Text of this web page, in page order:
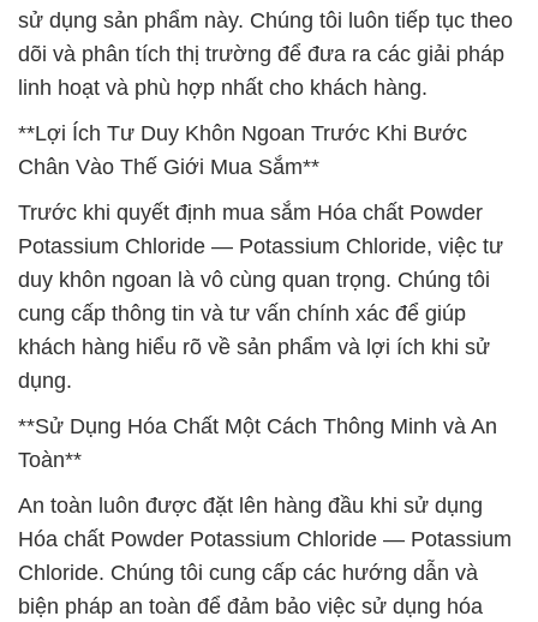
sử dụng sản phẩm này. Chúng tôi luôn tiếp tục theo
dõi và phân tích thị trường để đưa ra các giải pháp
linh hoạt và phù hợp nhất cho khách hàng.
**Lợi Ích Tư Duy Khôn Ngoan Trước Khi Bước
Chân Vào Thế Giới Mua Sắm**
Trước khi quyết định mua sắm Hóa chất Powder
Potassium Chloride — Potassium Chloride, việc tư
duy khôn ngoan là vô cùng quan trọng. Chúng tôi
cung cấp thông tin và tư vấn chính xác để giúp
khách hàng hiểu rõ về sản phẩm và lợi ích khi sử
dụng.
**Sử Dụng Hóa Chất Một Cách Thông Minh và An
Toàn**
An toàn luôn được đặt lên hàng đầu khi sử dụng
Hóa chất Powder Potassium Chloride — Potassium
Chloride. Chúng tôi cung cấp các hướng dẫn và
biện pháp an toàn để đảm bảo việc sử dụng hóa